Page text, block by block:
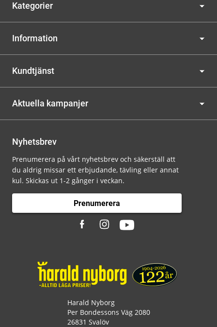
Kategorier
Information
Kundtjänst
Aktuella kampanjer
Nyhetsbrev
Prenumerera på vårt nyhetsbrev och säkerställ att
du aldrig missar ett erbjudande, tävling eller annat
kul. Skickas ut 1-2 gånger i veckan.
Prenumerera
Harald Nyborg
Per Bondessons Väg 2080
26831 Svalöv